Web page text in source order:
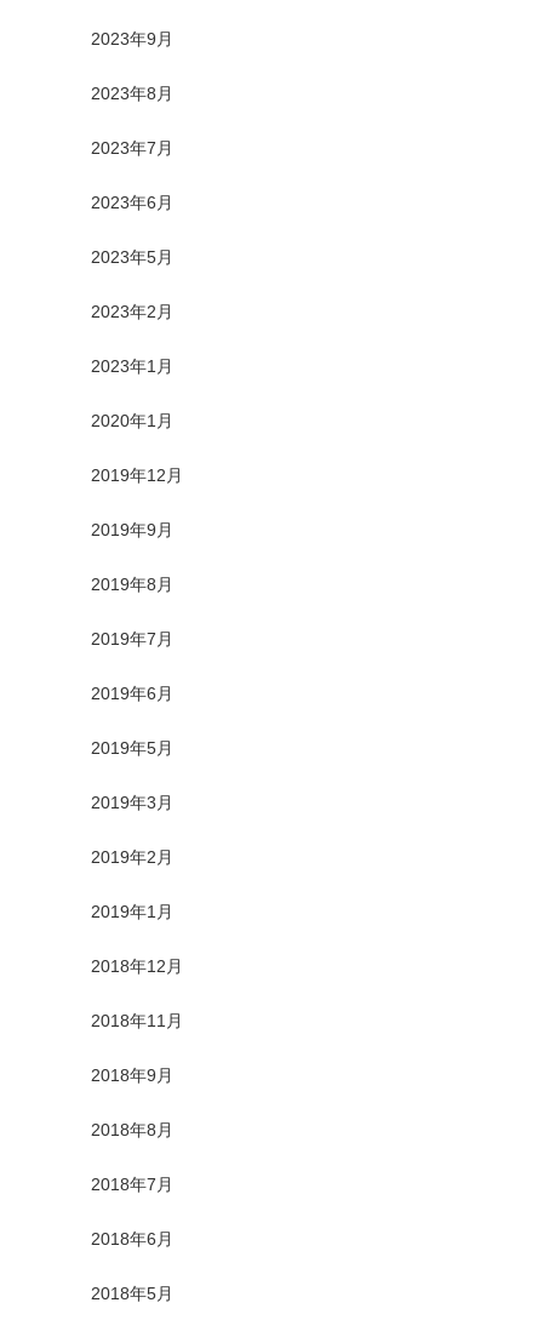
2023年9月
2023年8月
2023年7月
2023年6月
2023年5月
2023年2月
2023年1月
2020年1月
2019年12月
2019年9月
2019年8月
2019年7月
2019年6月
2019年5月
2019年3月
2019年2月
2019年1月
2018年12月
2018年11月
2018年9月
2018年8月
2018年7月
2018年6月
2018年5月